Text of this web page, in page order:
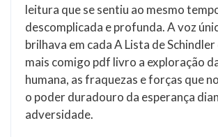
leitura que se sentiu ao mesmo
descomplicada e profunda. A voz
brilhava em cada A Lista de
mais comigo pdf livro a exploração
humana, as fraquezas e forças que
o poder duradouro da esperança
adversidade.